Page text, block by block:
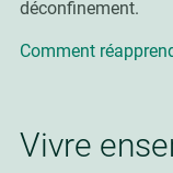
déconfinement.
Comment
Vivre